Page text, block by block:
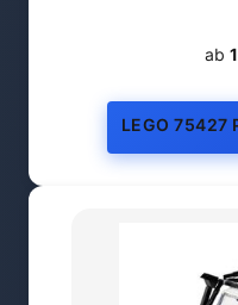
ab
LEGO 75427